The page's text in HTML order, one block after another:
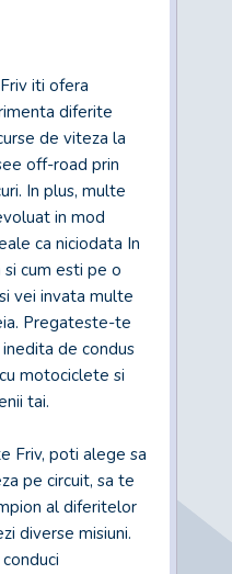
iti ofera
diferite
de viteza la
off-road prin
In plus, multe
in mod
ca niciodata In
cum esti pe o
vei invata multe
Pregateste-te
de condus
motociclete si
tai.
Friv, poti alege sa
pe circuit, sa te
al diferitelor
diverse misiuni.